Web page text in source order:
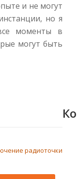
и не могут
но я
моменты в
могут быть
радиоточки